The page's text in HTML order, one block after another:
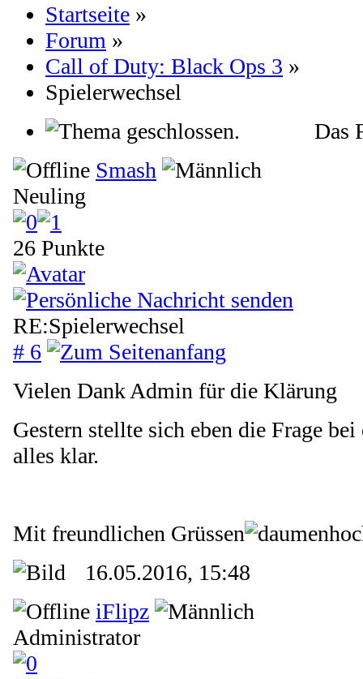
Startseite »
Forum »
Call of Duty: Black Ops 3 »
Spielerwechsel
Das
Smash
Neuling
26 Punkte
RE:Spielerwechsel
# 6
Vielen Dank Admin für die Klärung
Gestern stellte sich eben die Frage
alles klar.
Mit freundlichen Grüssen
16.05.2016, 15:48
iFlipz
Administrator